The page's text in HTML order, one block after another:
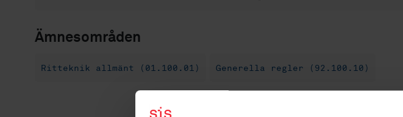
Ämnesområden
Ritteknik allmänt (01.100.01) Generella regler (92.100.10)